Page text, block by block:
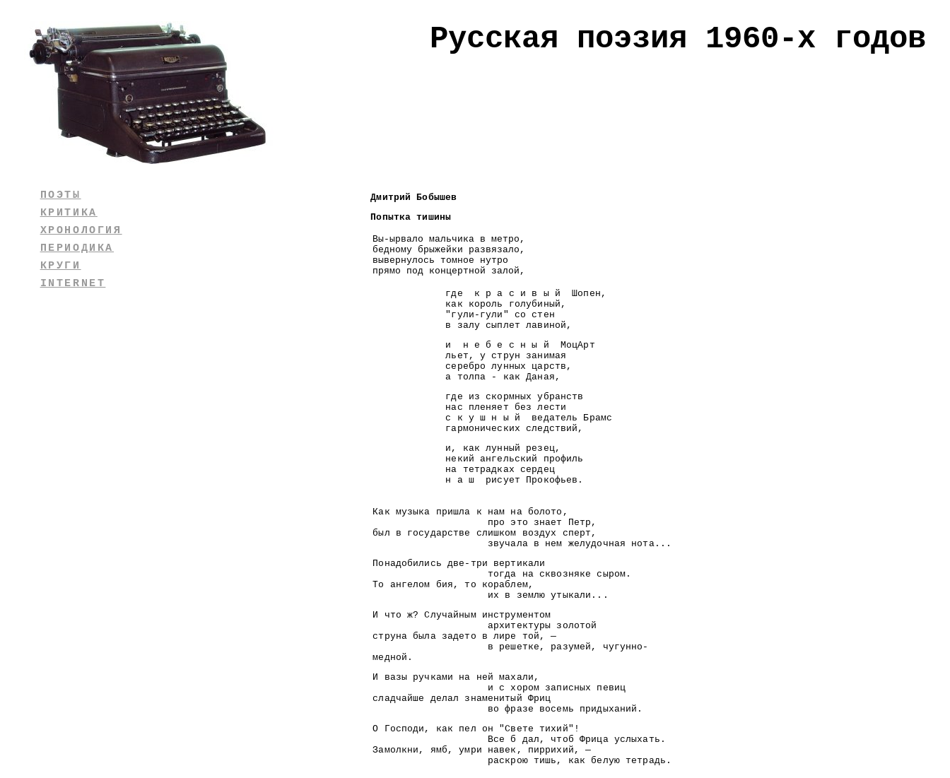
Русская поэзия 1960-х годов
Дмитрий Бобышев
Попытка тишины
Вы-ырвало мальчика в метро,
бедному брыжейки развязало,
вывернулось томное нутро
прямо под концертной залой,
где к р а с и в ы й Шопен,
как король голубиный,
"гули-гули" со стен
в залу сыплет лавиной,
и н е б е с н ы й МоцАрт
льет, у струн занимая
серебро лунных царств,
а толпа - как Даная,
где из скормных убранств
нас пленяет без лести
с к у ш н ы й ведатель Брамс
гармонических следствий,
и, как лунный резец,
некий ангельский профиль
на тетрадках сердец
н а ш рисует Прокофьев.
Как музыка пришла к нам на болото,
про это знает Петр,
был в государстве слишком воздух сперт,
звучала в нем желудочная нота...
Понадобились две-три вертикали
тогда на сквозняке сыром.
То ангелом бия, то кораблем,
их в землю утыкали...
И что ж? Случайным инструментом
архитектуры золотой
струна была задето в лире той, —
в решетке, разумей, чугунно-
медной.
И вазы ручками на ней махали,
и с хором записных певиц
сладчайше делал знаменитый Фриц
во фразе восемь придыханий.
О Господи, как пел он "Свете тихий"!
Все б дал, чтоб Фрица услыхать.
Замолкни, ямб, умри навек, пиррихий, —
раскрою тишь, как белую тетрадь.
ПОЭТЫ
КРИТИКА
ХРОНОЛОГИЯ
ПЕРИОДИКА
КРУГИ
INTERNET